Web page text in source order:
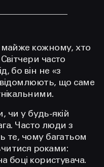
майже кожному, хто
часто
бо він не «з
що саме
чи у будь-якій
Часто люди з
те, чому багатьом
роками:
боці користувача.